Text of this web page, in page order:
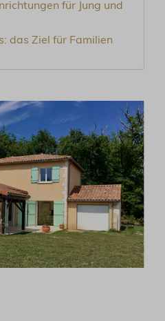
für Jung und
das Ziel für Familien